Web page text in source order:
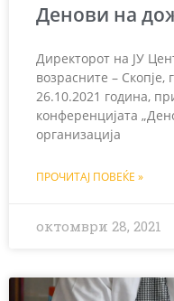
Денови на
Директорот на ЈУ
возрасните – Скопје,
26.10.2021 година,
конференцијата
организација
ПРОЧИТАЈ ПОВЕЌЕ »
октомври 28, 2021